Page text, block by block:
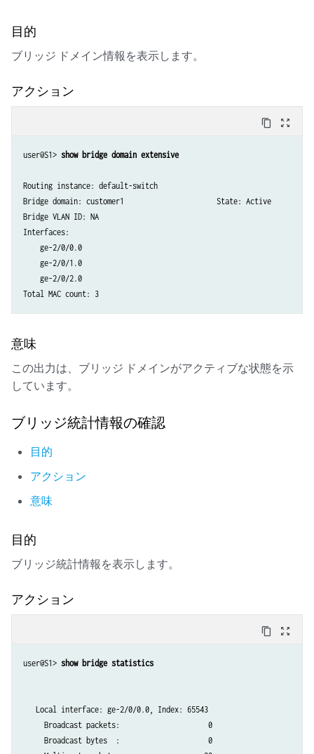
目的
ブリッジ ドメイン情報を表示します。
アクション
content_copy zoom_out_map
user@S1> show bridge domain extensive
Routing instance: default-switch
Bridge domain: customer1                      State: Active
Bridge VLAN ID: NA
Interfaces:
    ge-2/0/0.0
    ge-2/0/1.0
    ge-2/0/2.0
Total MAC count: 3
意味
この出力は、ブリッジ ドメインがアクティブな状態を示
しています。
ブリッジ統計情報の確認
目的
アクション
意味
目的
ブリッジ統計情報を表示します。
アクション
content_copy zoom_out_map
user@S1> show bridge statistics
   Local interface: ge-2/0/0.0, Index: 65543
     Broadcast packets:                     0
     Broadcast bytes  :                     0